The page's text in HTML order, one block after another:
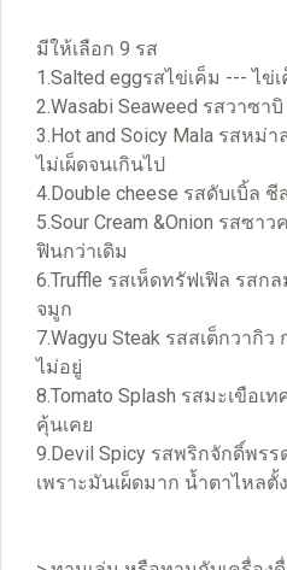
มีให้เลือก 9 รส
1.Salted eggรสไข่เค็ม --- ไข่
2.Wasabi Seaweed รสวาซ
3.Hot and Soicy Mala รสหม่
ไม่เผ็ดจนเกินไป
4.Double cheese รสดับเบิ้ล
5.Sour Cream &Onion รสซ
ฟินกว่าเดิม
6.Truffle รสเห็ดทรัฟเฟิล รส
จมูก
7.Wagyu Steak รสสเต็กวากิ
ไม่อยู่
8.Tomato Splash รสมะเขือเ
คุ้นเคย
9.Devil Spicy รสพริกจักดิ์พรร
เพราะมันเผ็ดมาก น้ำตาไหลตั้